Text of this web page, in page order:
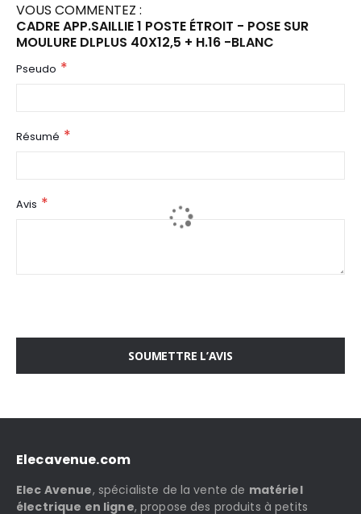
VOUS COMMENTEZ :
CADRE APP.SAILLIE 1 POSTE ÉTROIT - POSE SUR
MOULURE DLPLUS 40X12,5 + H.16 -BLANC
Pseudo
Résumé
Avis
SOUMETTRE L’AVIS
Elecavenue.com
Elec Avenue, spécialiste de la vente de matériel
électrique en ligne, propose des produits à petits